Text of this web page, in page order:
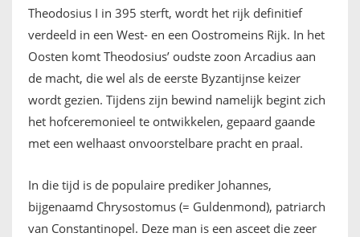
Theodosius I in 395 sterft, wordt het rijk definitief
verdeeld in een West- en een Oostromeins Rijk. In het
Oosten komt Theodosius’ oudste zoon Arcadius aan
de macht, die wel als de eerste Byzantijnse keizer
wordt gezien. Tijdens zijn bewind namelijk begint zich
het hofceremonieel te ontwikkelen, gepaard gaande
met een welhaast onvoorstelbare pracht en praal.
In die tijd is de populaire prediker Johannes,
bijgenaamd Chrysostomus (= Guldenmond), patriarch
van Constantinopel. Deze man is een asceet die zeer